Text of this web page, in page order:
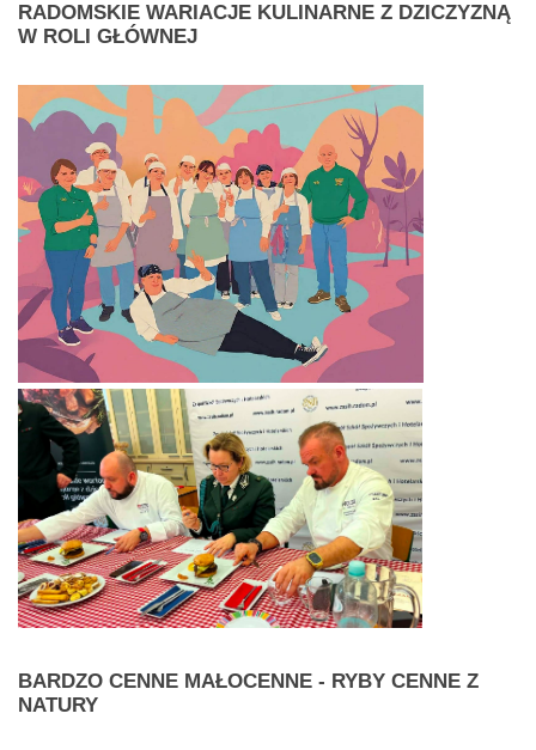
RADOMSKIE WARIACJE KULINARNE Z DZICZYZNĄ
W ROLI GŁÓWNEJ
BARDZO CENNE MAŁOCENNE - RYBY CENNE Z
NATURY